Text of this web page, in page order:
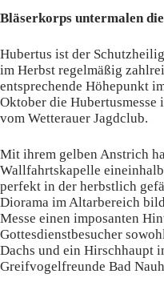
Bläserkorps untermalen
Hubertus ist der
im Herbst regelmäßig
entsprechende Höhepunkt
Oktober die
vom Wetterauer Jagdclub.
Mit ihrem gelben Anstrich
Wallfahrtskapelle
perfekt in der herbstlich
Diorama im Altarbereich
Messe einen imposanten
Gottesdienstbesucher
Dachs und ein Hirschhaupt
Greifvogelfreunde Bad